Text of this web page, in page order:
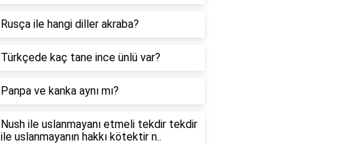
Rusça ile hangi diller akraba?
Türkçede kaç tane ince ünlü var?
Panpa ve kanka aynı mı?
Nush ile uslanmayanı etmeli tekdir tekdir
ile uslanmayanın hakkı kötektir n..